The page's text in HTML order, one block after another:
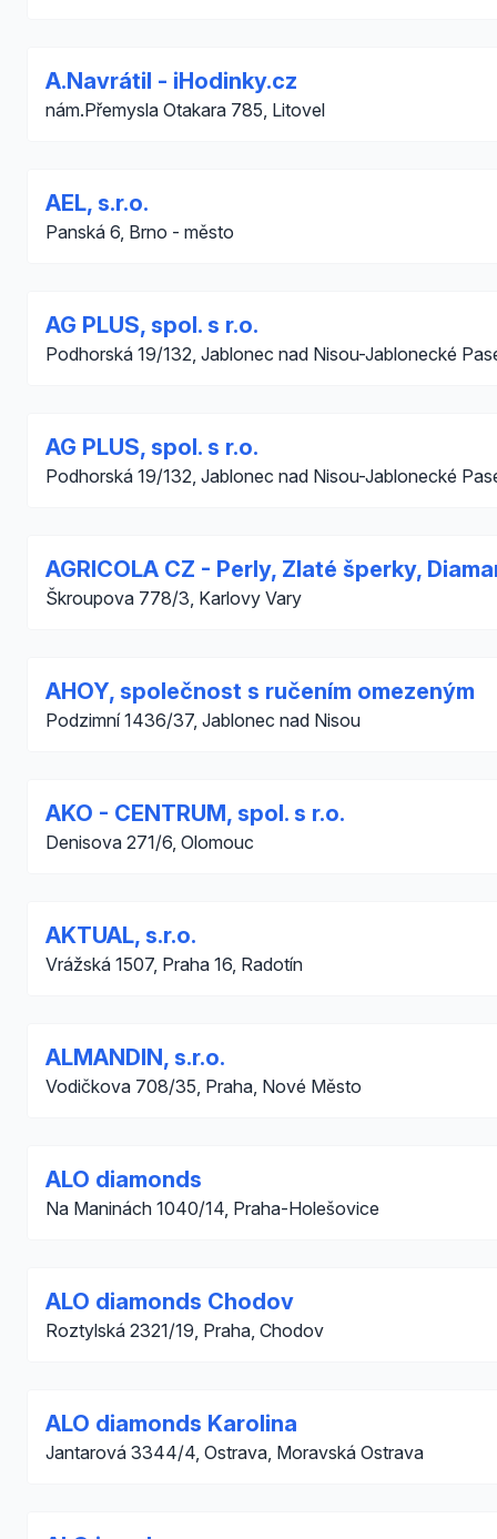
A.Navrátil - iHodinky.cz
nám.Přemysla Otakara 785, Litovel
AEL, s.r.o.
Panská 6, Brno - město
AG PLUS, spol. s r.o.
Podhorská 19/132, Jablonec nad Nisou-Jablonecké
AG PLUS, spol. s r.o.
Podhorská 19/132, Jablonec nad Nisou-Jablonecké
AGRICOLA CZ - Perly, Zlaté šperky,
Škroupova 778/3, Karlovy Vary
AHOY, společnost s ručením omezeným
Podzimní 1436/37, Jablonec nad Nisou
AKO - CENTRUM, spol. s r.o.
Denisova 271/6, Olomouc
AKTUAL, s.r.o.
Vrážská 1507, Praha 16, Radotín
ALMANDIN, s.r.o.
Vodičkova 708/35, Praha, Nové Město
ALO diamonds
Na Maninách 1040/14, Praha-Holešovice
ALO diamonds Chodov
Roztylská 2321/19, Praha, Chodov
ALO diamonds Karolina
Jantarová 3344/4, Ostrava, Moravská Ostrava